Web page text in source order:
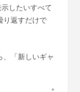
したいすべて
り返すだけで
「新しいギャ